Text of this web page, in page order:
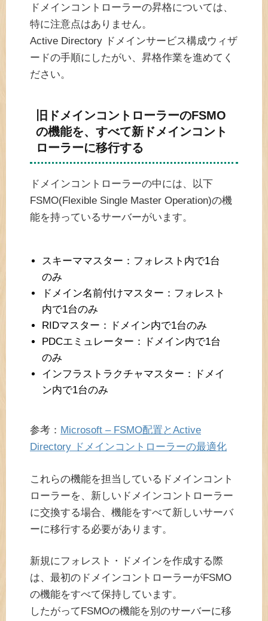
ドメインコントローラーの昇格については、
特に注意点はありません。
Active Directory ドメインサービス構成ウィザ
ードの手順にしたがい、昇格作業を進めてく
ださい。
旧ドメインコントローラーのFSMO
の機能を、すべて新ドメインコント
ローラーに移行する
ドメインコントローラーの中には、以下
FSMO(Flexible Single Master Operation)の機
能を持っているサーバーがいます。
スキーママスター：フォレスト内で1台
のみ
ドメイン名前付けマスター：フォレスト
内で1台のみ
RIDマスター：ドメイン内で1台のみ
PDCエミュレーター：ドメイン内で1台
のみ
インフラストラクチャマスター：ドメイ
ン内で1台のみ
参考： Microsoft – FSMO配置とActive
Directory ドメインコントローラーの最適化
これらの機能を担当しているドメインコント
ローラーを、新しいドメインコントローラー
に交換する場合、機能をすべて新しいサーバ
ーに移行する必要があります。
新規にフォレスト・ドメインを作成する際
は、最初のドメインコントローラーがFSMO
の機能をすべて保持しています。
したがってFSMOの機能を別のサーバーに移